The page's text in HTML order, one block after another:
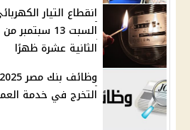
انقطاع التيار
السبت 13
الثانية عشرة ظهرًا
التخرج في خدمة